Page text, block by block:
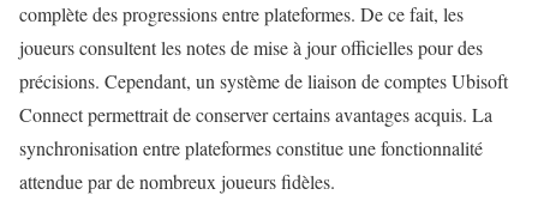
complète des progressions entre plateformes. De ce fait, les
joueurs consultent les notes de mise à jour officielles pour des
précisions. Cependant, un système de liaison de comptes Ubisoft
Connect permettrait de conserver certains avantages acquis. La
synchronisation entre plateformes constitue une fonctionnalité
attendue par de nombreux joueurs fidèles.